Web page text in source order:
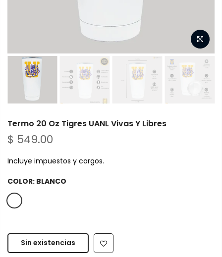
Termo 20 Oz Tigres UANL Vivas Y Libres
$ 549.00
Incluye impuestos y cargos.
COLOR: BLANCO
Sin existencias